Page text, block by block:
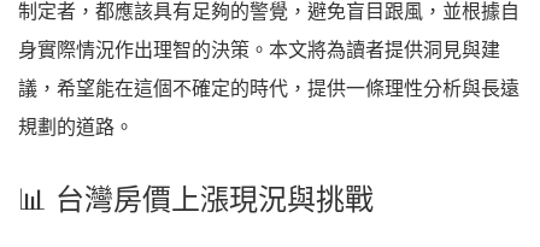
制定者，都應該具有足夠的警覺，避免盲目跟風，並根據自
身實際情況作出理智的決策。本文將為讀者提供洞見與建
議，希望能在這個不確定的時代，提供一條理性分析與長遠
規劃的道路。
📊 台灣房價上漲現況與挑戰